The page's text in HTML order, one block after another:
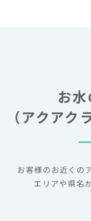
お
（アクアク
お客様のお近くの
エリアや県名